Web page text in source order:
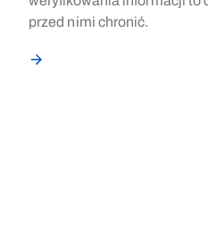
przed nimi chronić.